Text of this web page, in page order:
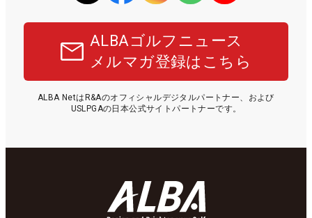
ALBAゴルフニュース
メルマガ登録はこちら
ALBA NetはR&Aのオフィシャルデジタルパートナー、および
USLPGAの日本公式サイトパートナーです。